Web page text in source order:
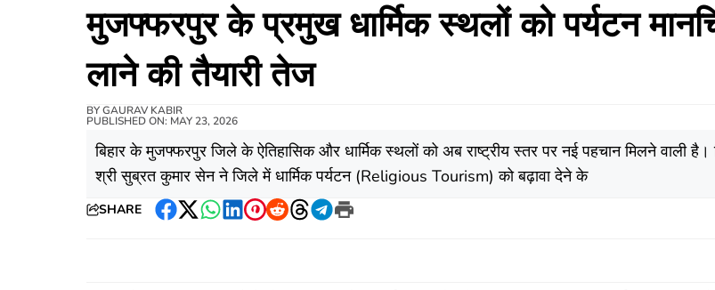
मुजफ्फरपुर के प्रमुख धार्मिक स्थलों को पर्यटन
लाने की तैयारी तेज
BYGAURAV KABIR
PUBLISHED ON: MAY 23, 2026
बिहार के मुजफ्फरपुर जिले के ऐतिहासिक और धार्मिक स्थलों को अब राष्ट्रीय स्तर पर नई पहचान मिलने वाली है।
श्री सुब्रत कुमार सेन ने जिले में धार्मिक पर्यटन (Religious Tourism) को बढ़ावा देने के
SHARE
Facebook
Twitter
WhatsApp
LinkedIn
Pinterest
RedditThreads
Telegram
Print